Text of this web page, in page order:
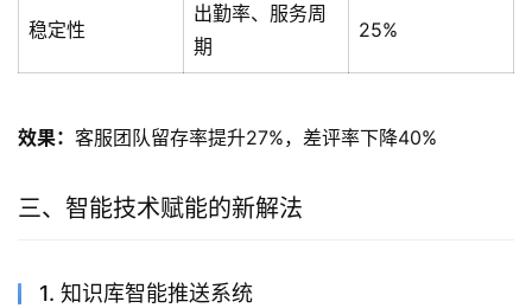
稳定性
出勤率、服务周
期
25%
效果： 客服团队留存率提升27%，差评率下降40%
三、智能技术赋能的新解法
1. 知识库智能推送系统